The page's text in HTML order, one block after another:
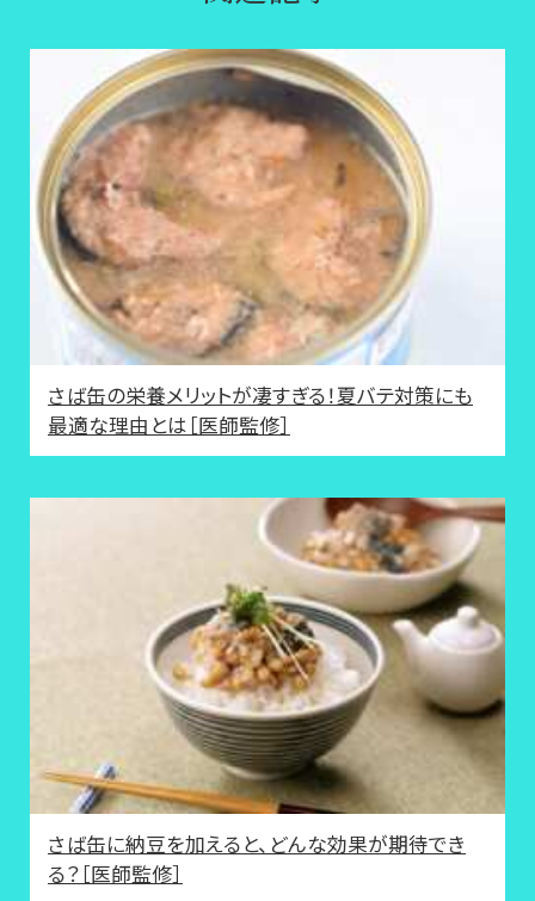
さば缶の栄養メリットが凄すぎる！夏バテ対策にも
最適な理由とは［医師監修］
さば缶に納豆を加えると、どんな効果が期待でき
る？［医師監修］